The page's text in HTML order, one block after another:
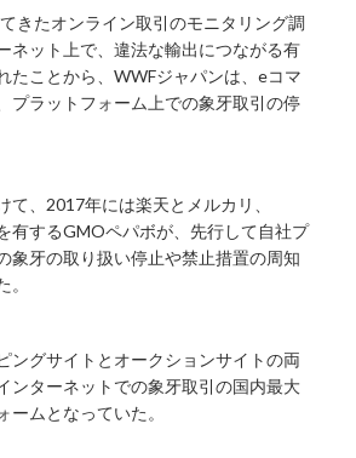
きたオンライン取引のモニタリング調
ネット上で、違法な輸出につながる有
たことから、WWFジャパンは、eコマ
プラットフォーム上での象牙取引の停
て、2017年には楽天とメルカリ、
有するGMOペパボが、先行して自社プ
象牙の取り扱い停止や禁止措置の周知
。
ングサイトとオークションサイトの両
ンターネットでの象牙取引の国内最大
ームとなっていた。